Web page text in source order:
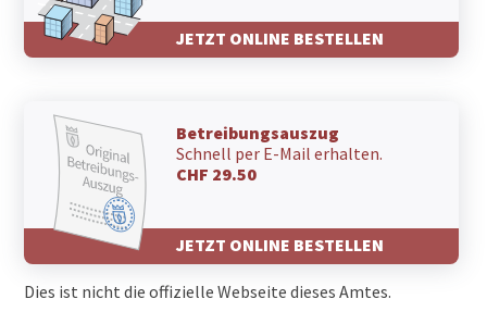
JETZT ONLINE BESTELLEN
Betreibungsauszug
Schnell per E-Mail erhalten.
CHF 29.50
JETZT ONLINE BESTELLEN
Dies ist nicht die offizielle Webseite dieses Amtes.